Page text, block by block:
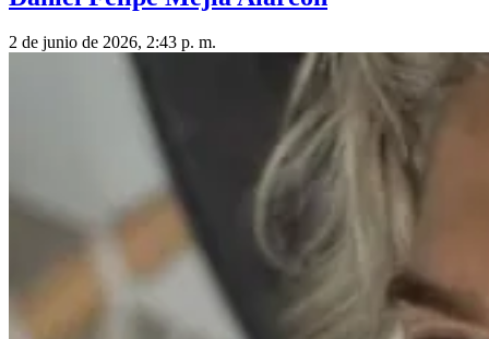
2 de junio de 2026, 2:43 p. m.